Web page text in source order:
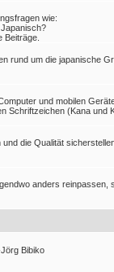
wie:
Beiträge.
rund um die japanische
und mobilen
Schriftzeichen (Kana und
die Qualität
anders reinpassen,
Bibiko